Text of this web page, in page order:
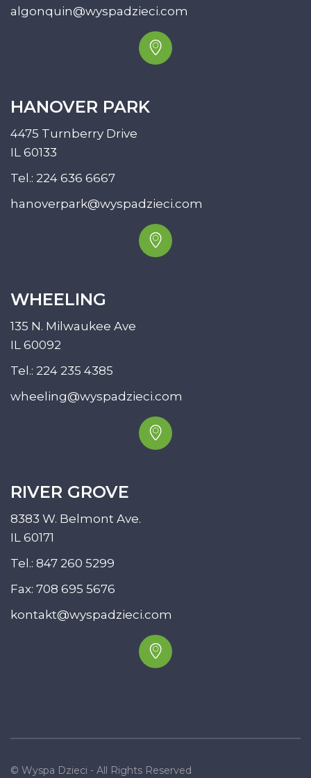
algonquin@wyspadzieci.com
HANOVER PARK
4475 Turnberry Drive
IL 60133
Tel.: 224 636 6667
hanoverpark@wyspadzieci.com
WHEELING
135 N. Milwaukee Ave
IL 60092
Tel.: 224 235 4385
wheeling@wyspadzieci.com
RIVER GROVE
8383 W. Belmont Ave.
IL 60171
Tel.: 847 260 5299
Fax: 708 695 5676
kontakt@wyspadzieci.com
© Wyspa Dzieci - All Rights Reserved